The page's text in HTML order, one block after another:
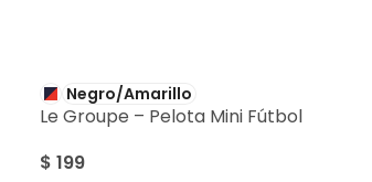
Negro/Amarillo
Le Groupe – Pelota Mini Fútbol
$ 199